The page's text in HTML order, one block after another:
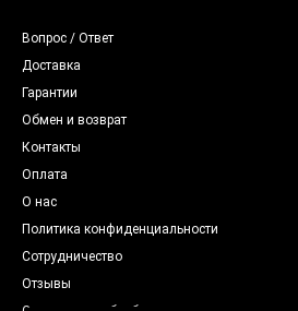
Вопрос / Ответ
Доставка
Гарантии
Обмен и возврат
Контакты
Оплата
О нас
Политика конфиденциальности
Сотрудничество
Отзывы